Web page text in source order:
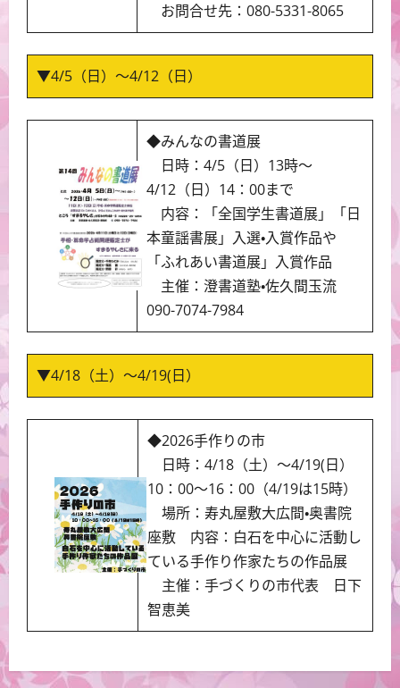
お問合せ先：080-5331-8065
▼4/5（日）～4/12（日）
◆みんなの書道展
日時：4/5（日）13時～
4/12（日）14：00まで
内容：「全国学生書道展」「日
本童謡書展」入選・入賞作品や
「ふれあい書道展」入賞作品
主催：澄書道塾・佐久間玉流
090-7074-7984
▼4/18（土）～4/19(日）
◆2026手作りの市
日時：4/18（土）～4/19(日）
10：00～16：00（4/19は15時）
場所：寿丸屋敷大広間・奥書院
座敷 内容：白石を中心に活動し
ている手作り作家たちの作品展
主催：手づくりの市代表 日下
智恵美